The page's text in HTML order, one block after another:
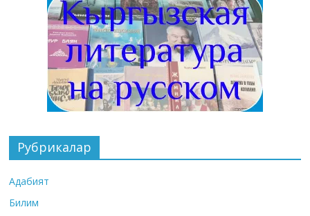
Рубрикалар
Адабият
Билим